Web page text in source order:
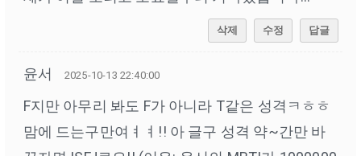
삭제 수정 답글
윤서 2025-10-13 22:40:00
F지만 아무리 봐도 F가 아니라 T같은 성격ㅋㅎㅎ
맘에 드는구만여ㅕㅕ!! 아 글구 성격 약~간만 바